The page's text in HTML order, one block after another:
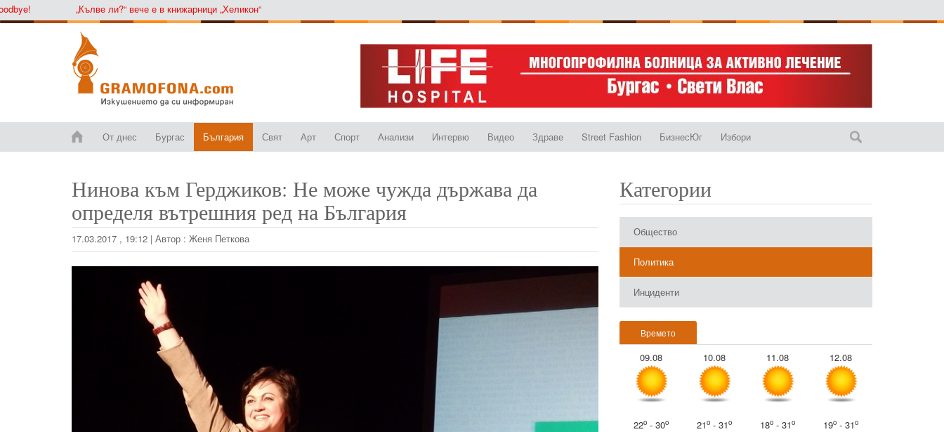
„Кълве ли?“ вече е в книжарници „Хеликон“
От днес Бургас България Свят Арт Спорт Анализи Интервю Видео Здраве Street Fashion БизнесЮг Избори
Нинова към Герджиков: Не може чужда държава да
определя вътрешния ред на България
17.03.2017 , 19:12 | Автор : Женя Петкова
Категории
Общество
Политика
Инциденти
Времето
09.08
22o - 30o
10.08
21o - 31o
11.08
18o - 31o
12.08
19o - 31o